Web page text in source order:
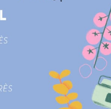
linge à vaisselle propre
portions et former des
po.).
morceaux d’environ un
les morceaux de
rainurée prévue à cet
de façonner les cavatelli